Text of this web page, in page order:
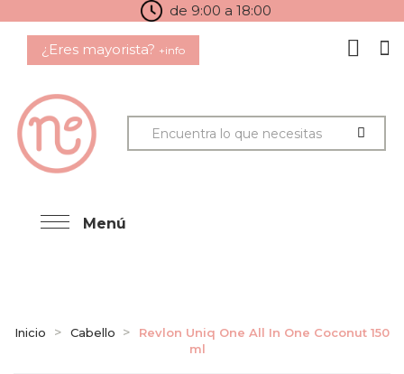
de 9:00 a 18:00
¿Eres mayorista? +info
Menú
Inicio Cabello
Revlon Uniq One All In One Coconut 150
ml